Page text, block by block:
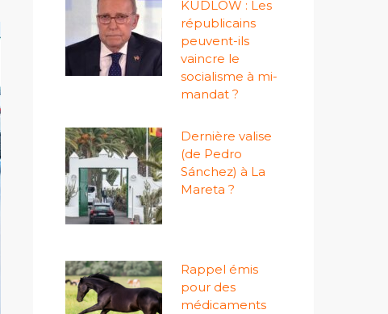
KUDLOW : Les
républicains
peuvent-ils
vaincre le
socialisme à mi-
mandat ?
Dernière valise
(de Pedro
Sánchez) à La
Mareta ?
Rappel émis
pour des
médicaments